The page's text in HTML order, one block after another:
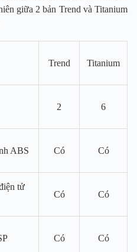
giữa 2 bản Trend và Titanium
Trend Titanium
2 6
ABS Có Có
tử
Có Có
Có Có